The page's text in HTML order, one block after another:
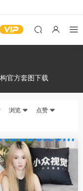
官方套图下载
浏览
点赞